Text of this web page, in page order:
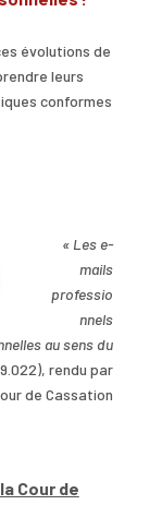
évolutions de
leurs
conformes
« Les e-
mails
professio
nnels
au sens du
rendu par
de Cassation
Cour de